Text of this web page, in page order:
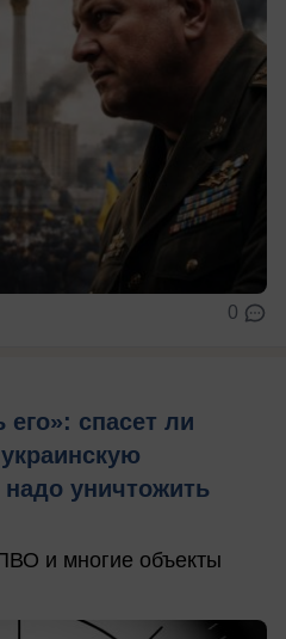
0
спасет ли
уничтожить
и многие объекты